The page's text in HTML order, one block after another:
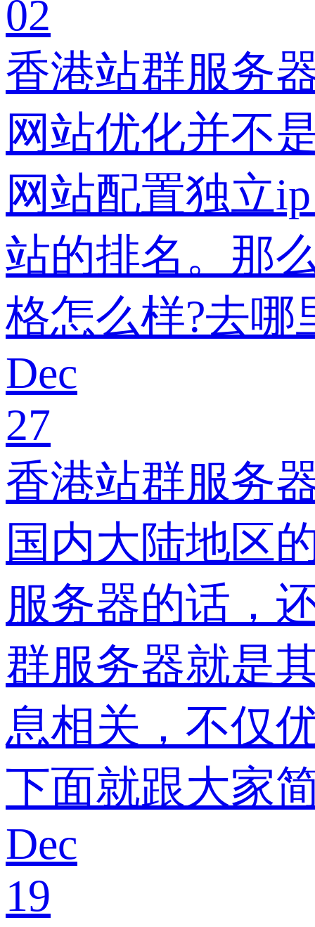
02
香港站群服务
网站优化并不
网站配置独立
站的排名。那
格怎么样?去哪
Dec
27
香港站群服务
国内大陆地区
服务器的话，
群服务器就是
息相关，不仅
下面就跟大家
Dec
19